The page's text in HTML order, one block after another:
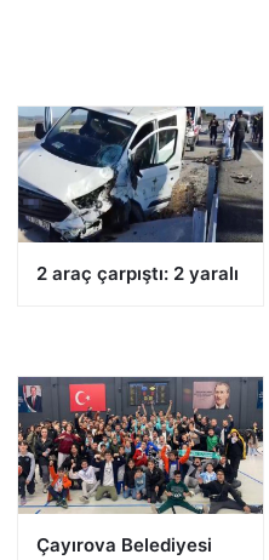
2 araç çarpıştı: 2 yaralı
Çayırova Belediyesi